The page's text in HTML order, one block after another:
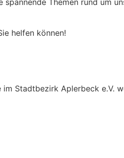
Themen rund um
helfen können!
Stadtbezirk Aplerbeck e.V.